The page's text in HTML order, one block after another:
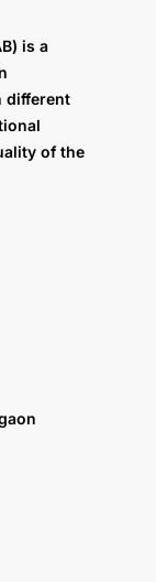
is a
different
of the